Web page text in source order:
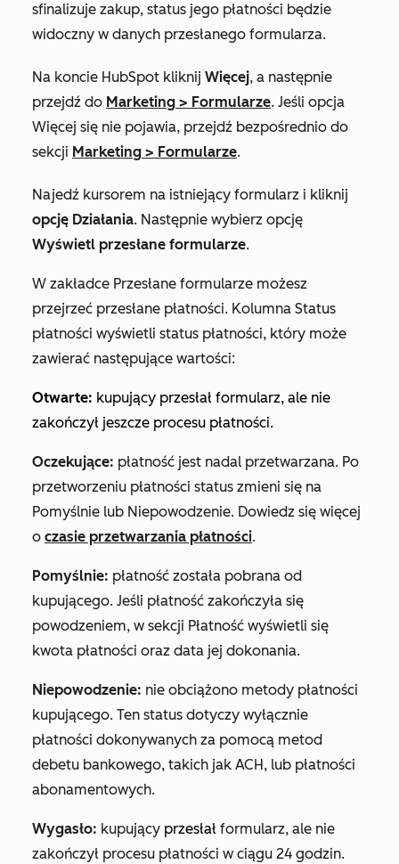
sfinalizuje zakup, status jego płatności będzie
widoczny w danych przesłanego formularza.
Na koncie HubSpot kliknij Więcej, a następnie
przejdź do Marketing > Formularze. Jeśli opcja
Więcej się nie pojawia, przejdź bezpośrednio do
sekcji Marketing > Formularze.
Najedź kursorem na istniejący formularz i kliknij
opcję Działania. Następnie wybierz opcję
Wyświetl przesłane formularze.
W zakładce Przesłane formularze możesz
przejrzeć przesłane płatności. Kolumna Status
płatności wyświetli status płatności, który może
zawierać następujące wartości:
Otwarte: kupujący przesłał formularz, ale nie
zakończył jeszcze procesu płatności.
Oczekujące: płatność jest nadal przetwarzana. Po
przetworzeniu płatności status zmieni się na
Pomyślnie lub Niepowodzenie. Dowiedz się więcej
o czasie przetwarzania płatności.
Pomyślnie: płatność została pobrana od
kupującego. Jeśli płatność zakończyła się
powodzeniem, w sekcji Płatność wyświetli się
kwota płatności oraz data jej dokonania.
Niepowodzenie: nie obciążono metody płatności
kupującego. Ten status dotyczy wyłącznie
płatności dokonywanych za pomocą metod
debetu bankowego, takich jak ACH, lub płatności
abonamentowych.
Wygasło: kupujący przesłał formularz, ale nie
zakończył procesu płatności w ciągu 24 godzin.